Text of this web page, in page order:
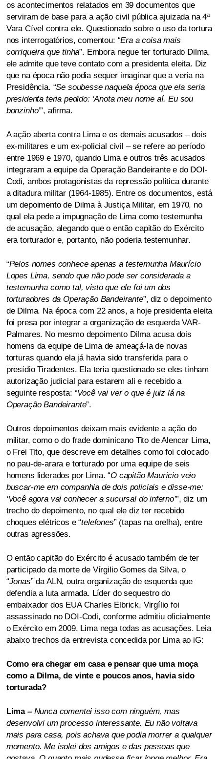
os acontecimentos relatados em 39 documentos que
serviram de base para a ação civil pública ajuizada na 4ª
Vara Cível contra ele. Questionado sobre o uso da tortura
nos interrogatórios, comentou: “Era a coisa mais
corriqueira que tinha”. Embora negue ter torturado Dilma,
ele admite que teve contato com a presidenta eleita. Diz
que na época não podia sequer imaginar que a veria na
Presidência. “Se soubesse naquela época que ela seria
presidenta teria pedido: ‘Anota meu nome aí. Eu sou
bonzinho’”, afirma.
A ação aberta contra Lima e os demais acusados – dois
ex-militares e um ex-policial civil – se refere ao período
entre 1969 e 1970, quando Lima e outros três acusados
integraram a equipe da Operação Bandeirante e do DOI-
Codi, ambos protagonistas da repressão política durante
a ditadura militar (1964-1985). Entre os documentos, está
um depoimento de Dilma à Justiça Militar, em 1970, no
qual ela pede a impugnação de Lima como testemunha
de acusação, alegando que o então capitão do Exército
era torturador e, portanto, não poderia testemunhar.
“Pelos nomes conhece apenas a testemunha Maurício
Lopes Lima, sendo que não pode ser considerada a
testemunha como tal, visto que ele foi um dos
torturadores da Operação Bandeirante”, diz o depoimento
de Dilma. Na época com 22 anos, a hoje presidenta eleita
foi presa por integrar a organização de esquerda VAR-
Palmares. No mesmo depoimento Dilma acusa dois
homens da equipe de Lima de ameaçá-la de novas
torturas quando ela já havia sido transferida para o
presídio Tiradentes. Ela teria questionado se eles tinham
autorização judicial para estarem ali e recebido a
seguinte resposta: “Você vai ver o que é juiz lá na
Operação Bandeirante”.
Outros depoimentos deixam mais evidente a ação do
militar, como o do frade dominicano Tito de Alencar Lima,
o Frei Tito, que descreve em detalhes como foi colocado
no pau-de-arara e torturado por uma equipe de seis
homens liderados por Lima. “O capitão Maurício veio
buscar-me em companhia de dois policiais e disse-me:
‘Você agora vai conhecer a sucursal do inferno’”, diz um
trecho do depoimento, no qual ele diz ter recebido
choques elétricos e “telefones” (tapas na orelha), entre
outras agressões.
O então capitão do Exército é acusado também de ter
participado da morte de Vírgilio Gomes da Silva, o
“Jonas” da ALN, outra organização de esquerda que
defendia a luta armada. Líder do sequestro do
embaixador dos EUA Charles Elbrick, Virgílio foi
assassinado no DOI-Codi, conforme admitiu oficialmente
o Exército em 2009. Lima nega todas as acusações. Leia
abaixo trechos da entrevista concedida por Lima ao iG:
Como era chegar em casa e pensar que uma moça
como a Dilma, de vinte e poucos anos, havia sido
torturada?
Lima – Nunca comentei isso com ninguém, mas
desenvolvi um processo interessante. Eu não voltava
mais para casa, pois achava que podia morrer a qualquer
momento. Me isolei dos amigos e das pessoas que